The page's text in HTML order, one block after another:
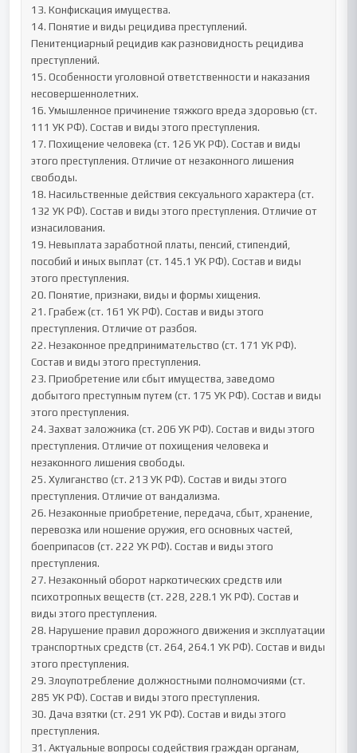
13. Конфискация имущества.
14. Понятие и виды рецидива преступлений.
Пенитенциарный рецидив как разновидность рецидива
преступлений.
15. Особенности уголовной ответственности и наказания
несовершеннолетних.
16. Умышленное причинение тяжкого вреда здоровью (ст.
111 УК РФ). Состав и виды этого преступления.
17. Похищение человека (ст. 126 УК РФ). Состав и виды
этого преступления. Отличие от незаконного лишения
свободы.
18. Насильственные действия сексуального характера (ст.
132 УК РФ). Состав и виды этого преступления. Отличие от
изнасилования.
19. Невыплата заработной платы, пенсий, стипендий,
пособий и иных выплат (ст. 145.1 УК РФ). Состав и виды
этого преступления.
20. Понятие, признаки, виды и формы хищения.
21. Грабеж (ст. 161 УК РФ). Состав и виды этого
преступления. Отличие от разбоя.
22. Незаконное предпринимательство (ст. 171 УК РФ).
Состав и виды этого преступления.
23. Приобретение или сбыт имущества, заведомо
добытого преступным путем (ст. 175 УК РФ). Состав и виды
этого преступления.
24. Захват заложника (ст. 206 УК РФ). Состав и виды этого
преступления. Отличие от похищения человека и
незаконного лишения свободы.
25. Хулиганство (ст. 213 УК РФ). Состав и виды этого
преступления. Отличие от вандализма.
26. Незаконные приобретение, передача, сбыт, хранение,
перевозка или ношение оружия, его основных частей,
боеприпасов (ст. 222 УК РФ). Состав и виды этого
преступления.
27. Незаконный оборот наркотических средств или
психотропных веществ (ст. 228, 228.1 УК РФ). Состав и
виды этого преступления.
28. Нарушение правил дорожного движения и эксплуатации
транспортных средств (ст. 264, 264.1 УК РФ). Состав и виды
этого преступления.
29. Злоупотребление должностными полномочиями (ст.
285 УК РФ). Состав и виды этого преступления.
30. Дача взятки (ст. 291 УК РФ). Состав и виды этого
преступления.
31. Актуальные вопросы содействия граждан органам,